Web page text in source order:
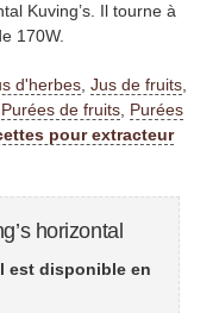
Kuving’s. Il tourne à
170W.
d'herbes Jus de fruits
Purées de fruits Purées
pour extracteur
horizontal
est disponible en